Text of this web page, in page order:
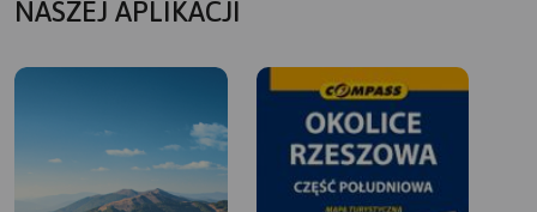
NASZEJ APLIKACJI